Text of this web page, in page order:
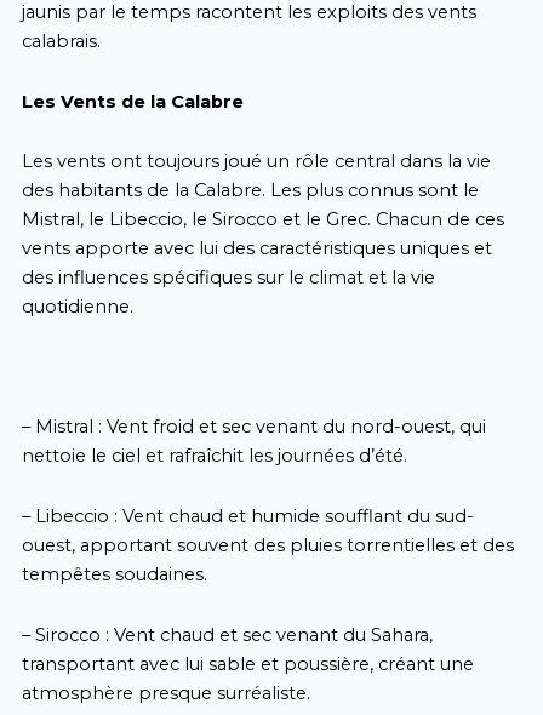
jaunis par le temps racontent les exploits des vents
calabrais.
Les Vents de la Calabre
Les vents ont toujours joué un rôle central dans la vie
des habitants de la Calabre. Les plus connus sont le
Mistral, le Libeccio, le Sirocco et le Grec. Chacun de ces
vents apporte avec lui des caractéristiques uniques et
des influences spécifiques sur le climat et la vie
quotidienne.
– Mistral : Vent froid et sec venant du nord-ouest, qui
nettoie le ciel et rafraîchit les journées d’été.
– Libeccio : Vent chaud et humide soufflant du sud-
ouest, apportant souvent des pluies torrentielles et des
tempêtes soudaines.
– Sirocco : Vent chaud et sec venant du Sahara,
transportant avec lui sable et poussière, créant une
atmosphère presque surréaliste.